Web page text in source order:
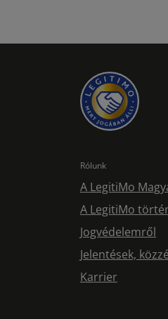
Rólunk
A LegitiMo
A LegitiMo
Jogvédelemről
Jelentések,
Karrier